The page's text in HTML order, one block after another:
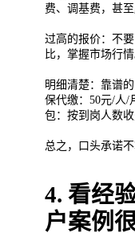
费、调基费，甚至
过高的报价：不
比，掌握市场行情
明细清楚：靠谱
保代缴：50元/人/
包：按到岗人数收
总之，口头承诺
4. 看经
户案例